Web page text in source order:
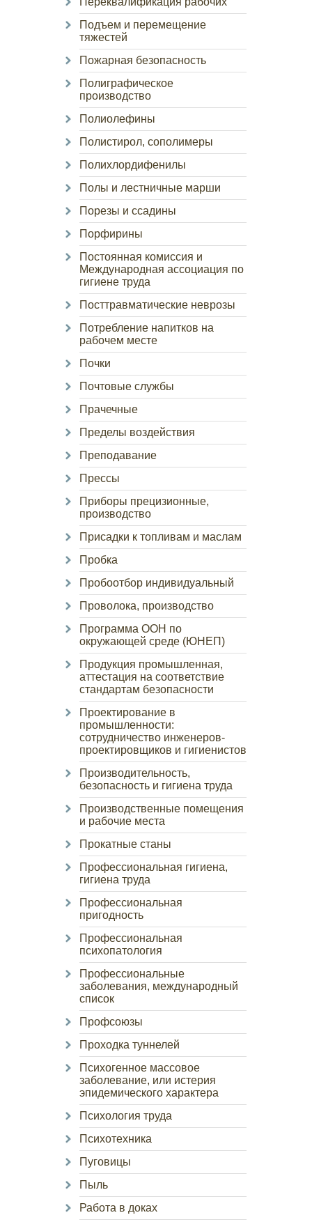
Подъем и перемещение
тяжестей
Пожарная безопасность
Полиграфическое
производство
Полиолефины
Полистирол, сополимеры
Полихлордифенилы
Полы и лестничные марши
Порезы и ссадины
Порфирины
Постоянная комиссия и
Международная ассоциация по
гигиене труда
Посттравматические неврозы
Потребление напитков на
рабочем месте
Почки
Почтовые службы
Прачечные
Пределы воздействия
Преподавание
Прессы
Приборы прецизионные,
производство
Присадки к топливам и маслам
Пробка
Пробоотбор индивидуальный
Проволока, производство
Программа ООН по
окружающей среде (ЮНЕП)
Продукция промышленная,
аттестация на соответствие
стандартам безопасности
Проектирование в
промышленности:
сотрудничество инженеров-
проектировщиков и гигиенистов
Производительность,
безопасность и гигиена труда
Производственные помещения
и рабочие места
Прокатные станы
Профессиональная гигиена,
гигиена труда
Профессиональная
пригодность
Профессиональная
психопатология
Профессиональные
заболевания, международный
список
Профсоюзы
Проходка туннелей
Психогенное массовое
заболевание, или истерия
эпидемического характера
Психология труда
Психотехника
Пуговицы
Пыль
Работа в доках